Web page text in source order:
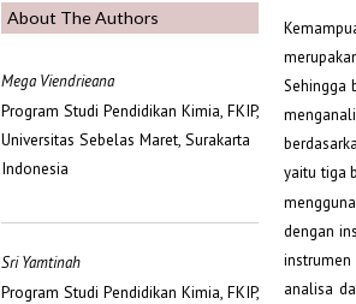
About The Authors
Mega Viendrieana
Program Studi Pendidikan Kimia, FKIP,
Universitas Sebelas Maret, Surakarta
Indonesia
Sri Yamtinah
Program Studi Pendidikan Kimia, FKIP,
Sehingga
yaitu tiga
dengan
analisa